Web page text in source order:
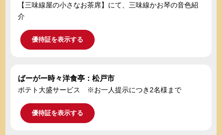
【三味線屋の小さなお茶席】にて、三味線かお琴の音色紹
介
優待証を表示する
ばーがー時々洋食亭：松戸市
ポテト大盛サービス ※お一人提示につき2名様まで
優待証を表示する